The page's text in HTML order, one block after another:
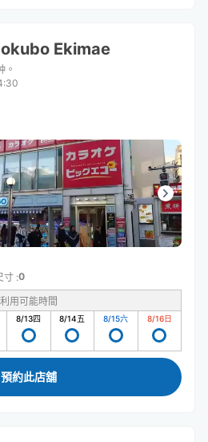
Ekimae
。
寸 :0
利用可能時間
8/13四 8/14五 8/15六 8/16日
預約此店舖